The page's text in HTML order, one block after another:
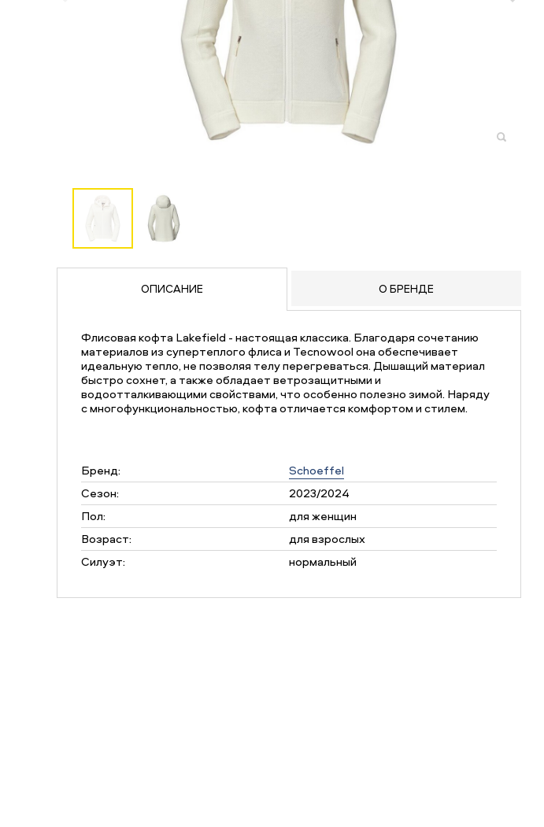
ОПИСАНИЕ О БРЕНДЕ
Флисовая кофта Lakefield - настоящая классика. Благодаря сочетанию
материалов из супертеплого флиса и Tecnowool она обеспечивает
идеальную тепло, не позволяя телу перегреваться. Дышащий материал
быстро сохнет, а также обладает ветрозащитными и
водоотталкивающими свойствами, что особенно полезно зимой. Наряду
с многофункциональностью, кофта отличается комфортом и стилем.
Бренд:
Schoeffel
Сезон:
2023/2024
Пол:
для женщин
Возраст:
для взрослых
Силуэт:
нормальный